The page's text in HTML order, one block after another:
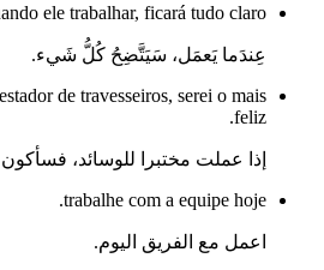
ele trabalhar, ficará tudo claro.
عِندَما يَعمَل، سَيَتَّضِحُ كُلُّ شَيء.
de travesseiros, serei o mais
feliz.
إذا عملت مختبرا للوسائد، فسأكون
trabalhe com a equipe hoje.
اعمل مع الفريق اليوم.